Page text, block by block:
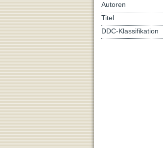
Autoren
Titel
DDC-Klassifikation